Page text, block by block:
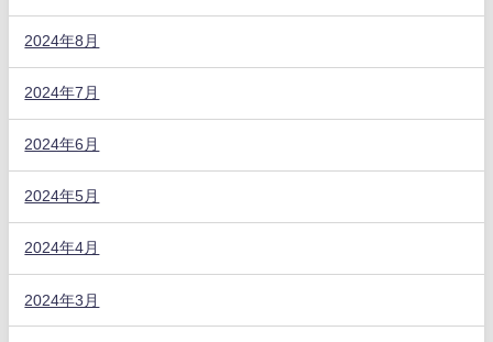
2024年8月
2024年7月
2024年6月
2024年5月
2024年4月
2024年3月